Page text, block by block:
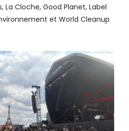
Cloche, Good Planet, Label
et World Cleanup